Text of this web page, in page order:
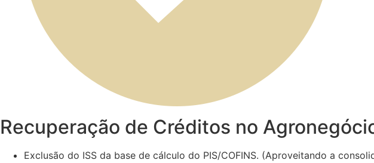
Recuperação de Créditos no
Exclusão do ISS da base de cálculo do PIS/COFINS. (Aproveitando a